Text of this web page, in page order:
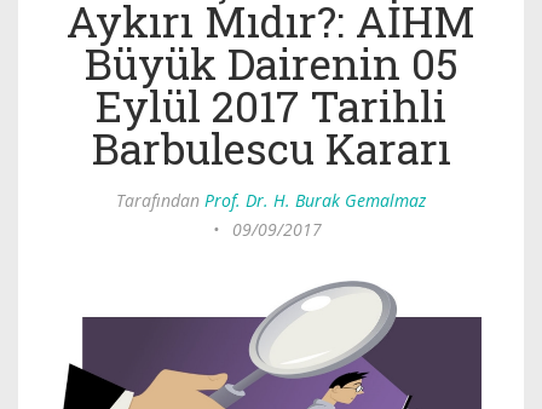
Aykırı Mıdır?: AİHM
Büyük Dairenin 05
Eylül 2017 Tarihli
Barbulescu Kararı
Tarafından Prof. Dr. H. Burak Gemalmaz
•
09/09/2017